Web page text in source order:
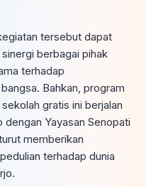
tersebut dapat
berbagai pihak
terhadap
Bahkan, program
gratis ini berjalan
Yayasan Senopati
memberikan
terhadap dunia